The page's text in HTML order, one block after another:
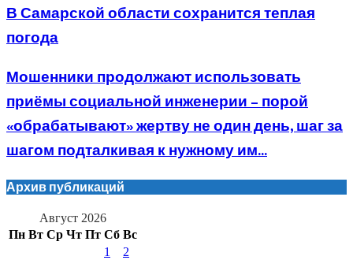
В Самарской области сохранится теплая
погода
Мошенники продолжают использовать
приёмы социальной инженерии – порой
«обрабатывают» жертву не один день, шаг за
шагом подталкивая к нужному им...
Архив публикаций
Август 2026
Пн Вт Ср Чт Пт Сб Вс
1
2